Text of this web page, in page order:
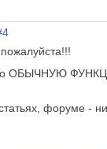
ОБЫЧНУЮ
форуме -